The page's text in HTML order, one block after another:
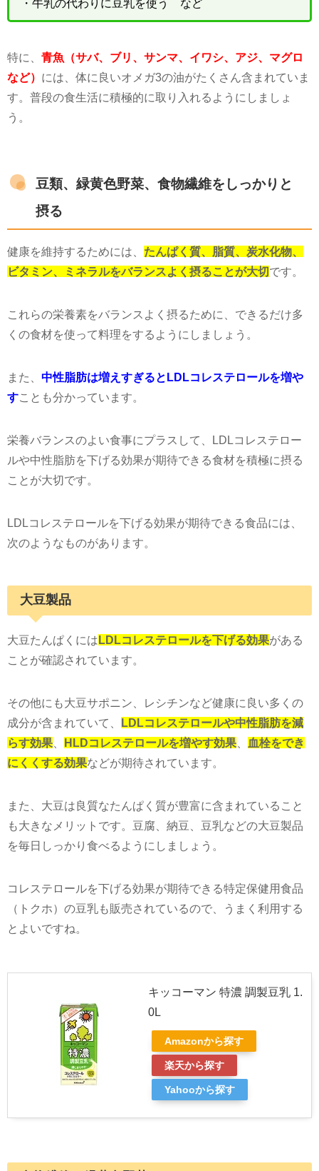
・牛乳の代わりに豆乳を使う など
特に、 青魚（サバ、ブリ、サンマ、イワシ、アジ、マグロ
など） には、体に良いオメガ3の油がたくさん含まれていま
す。普段の食生活に積極的に取り入れるようにしましょ
う。
豆類、緑黄色野菜、食物繊維をしっかりと
摂る
健康を維持するためには、 たんぱく質、脂質、炭水化物、
ビタミン、ミネラルをバランスよく摂ることが大切 です。
これらの栄養素をバランスよく摂るために、できるだけ多
くの食材を使って料理をするようにしましょう。
また、 中性脂肪は増えすぎるとLDLコレステロールを増や
す ことも分かっています。
栄養バランスのよい食事にプラスして、LDLコレステロー
ルや中性脂肪を下げる効果が期待できる食材を積極に摂る
ことが大切です。
LDLコレステロールを下げる効果が期待できる食品には、
次のようなものがあります。
大豆製品
大豆たんぱくには LDLコレステロールを下げる効果がある
ことが確認されています。
その他にも大豆サポニン、レシチンなど健康に良い多くの
成分が含まれていて、
LDLコレステロールや中性脂肪を減
らす効果
HLDコレステロールを増やす効果
血栓をでき
にくくする効果などが期待されています。
また、大豆は良質なたんぱく質が豊富に含まれていること
も大きなメリットです。豆腐、納豆、豆乳などの大豆製品
を毎日しっかり食べるようにしましょう。
コレステロールを下げる効果が期待できる特定保健用食品
（トクホ）の豆乳も販売されているので、うまく利用する
とよいですね。
キッコーマン 特濃 調製豆乳 1.
0L
Amazonから探す
楽天から探す
Yahooから探す